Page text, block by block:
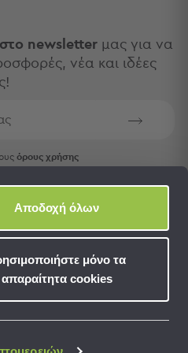
Αποδοχή όλων
μόνο τα
απαραίτητα cookies
στο newsletter μας για να
νέα και ιδέες
όρους χρήσης